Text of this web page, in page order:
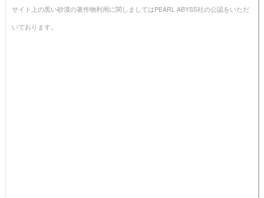
サイト上の黒い砂漠の著作物利用に関しましてはPEARL ABYSS社の公認をいただ
いております。